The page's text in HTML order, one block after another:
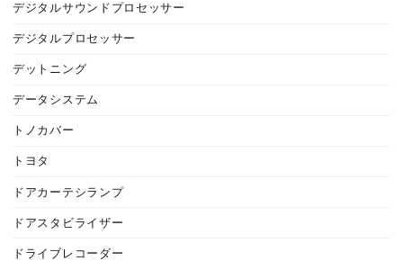
デジタルサウンドプロセッサー
デジタルプロセッサー
デットニング
データシステム
トノカバー
トヨタ
ドアカーテシランプ
ドアスタビライザー
ドライブレコーダー